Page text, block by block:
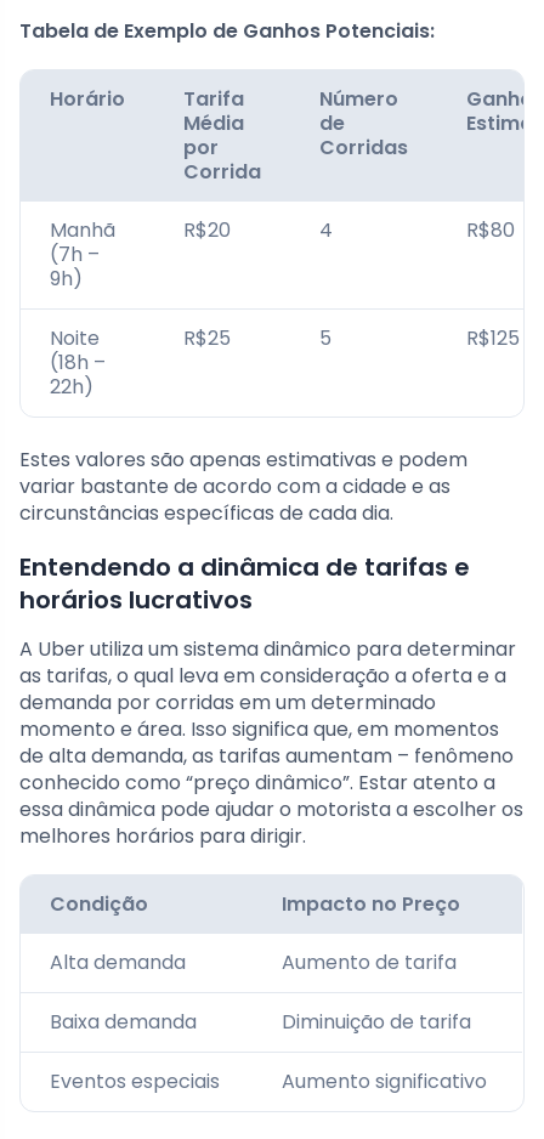
Tabela de Exemplo de Ganhos Potenciais:
Horário
Tarifa
Média
por
Corrida
Número
de
Corridas
Ganho
Manhã
(7h –
9h)
R$20 4 R$80
Noite
(18h –
22h)
R$25 5 R$125
Estes valores são apenas estimativas e podem
variar bastante de acordo com a cidade e as
circunstâncias específicas de cada dia.
Entendendo a dinâmica de tarifas e
horários lucrativos
A Uber utiliza um sistema dinâmico para determinar
as tarifas, o qual leva em consideração a oferta e a
demanda por corridas em um determinado
momento e área. Isso significa que, em momentos
de alta demanda, as tarifas aumentam – fenômeno
conhecido como “preço dinâmico”. Estar atento a
essa dinâmica pode ajudar o motorista a escolher os
melhores horários para dirigir.
Condição Impacto no Preço
Alta demanda Aumento de tarifa
Baixa demanda Diminuição de tarifa
Eventos especiais Aumento significativo